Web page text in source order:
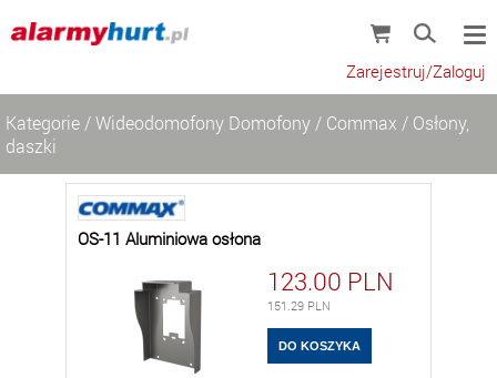
Zarejestruj/Zaloguj
Kategorie /Wideodomofony Domofony / Commax / Osłony,
daszki
OS-11 Aluminiowa osłona
123.00 PLN
151.29 PLN